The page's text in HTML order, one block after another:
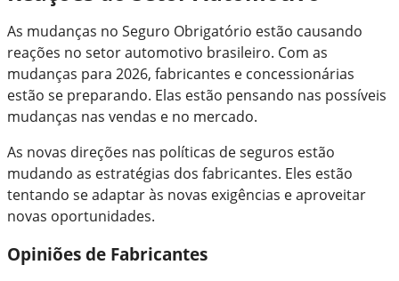
As mudanças no Seguro Obrigatório estão causando
reações no setor automotivo brasileiro. Com as
mudanças para 2026, fabricantes e concessionárias
estão se preparando. Elas estão pensando nas possíveis
mudanças nas vendas e no mercado.
As novas direções nas políticas de seguros estão
mudando as estratégias dos fabricantes. Eles estão
tentando se adaptar às novas exigências e aproveitar
novas oportunidades.
Opiniões de Fabricantes